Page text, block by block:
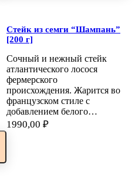
Стейк из семги “Шампань”
[200 г]
Сочный и нежный стейк
атлантического лосося
фермерского
происхождения. Жарится во
французском стиле с
добавлением белого…
1990,00 ₽